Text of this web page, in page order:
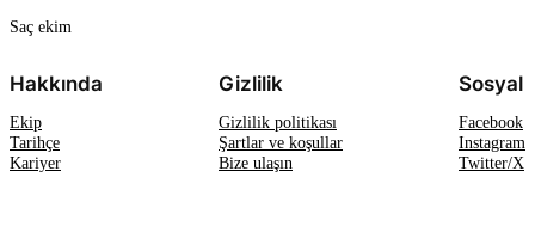
Saç ekim
Hakkında
Ekip
Tarihçe
Kariyer
Gizlilik
Gizlilik politikası
Şartlar ve koşullar
Bize ulaşın
Sosyal
Facebook
Instagram
Twitter/X